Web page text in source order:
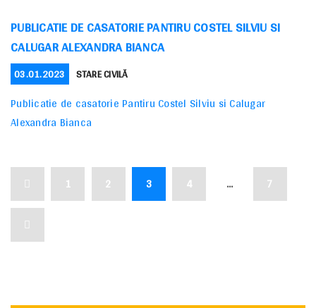
PUBLICATIE DE CASATORIE PANTIRU COSTEL SILVIU SI
CALUGAR ALEXANDRA BIANCA
POSTED
ON
03.01.2023 CATEGORIES
STARE CIVILĂ
Publicatie de casatorie Pantiru Costel Silviu si Calugar
Alexandra Bianca
ARTICOLE
PreviousPage
1 Page
2 Page
3 Page
4 … Page
7